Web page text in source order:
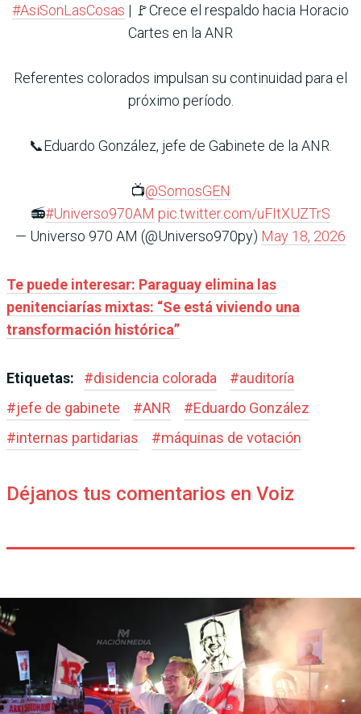
#AsiSonLasCosas | 🚩Crece el respaldo hacia Horacio
Cartes en la ANR
Referentes colorados impulsan su continuidad para el
próximo período.
📞Eduardo González, jefe de Gabinete de la ANR.
📺@SomosGEN
📻#Universo970AM pic.twitter.com/uFItXUZTrS
— Universo 970 AM (@Universo970py) May 18, 2026
Te puede interesar: Paraguay elimina las
penitenciarías mixtas: “Se está viviendo una
transformación histórica”
Etiquetas: #disidencia colorada #auditoría
#jefe de gabinete #ANR #Eduardo González
#internas partidarias #máquinas de votación
Déjanos tus comentarios en Voiz